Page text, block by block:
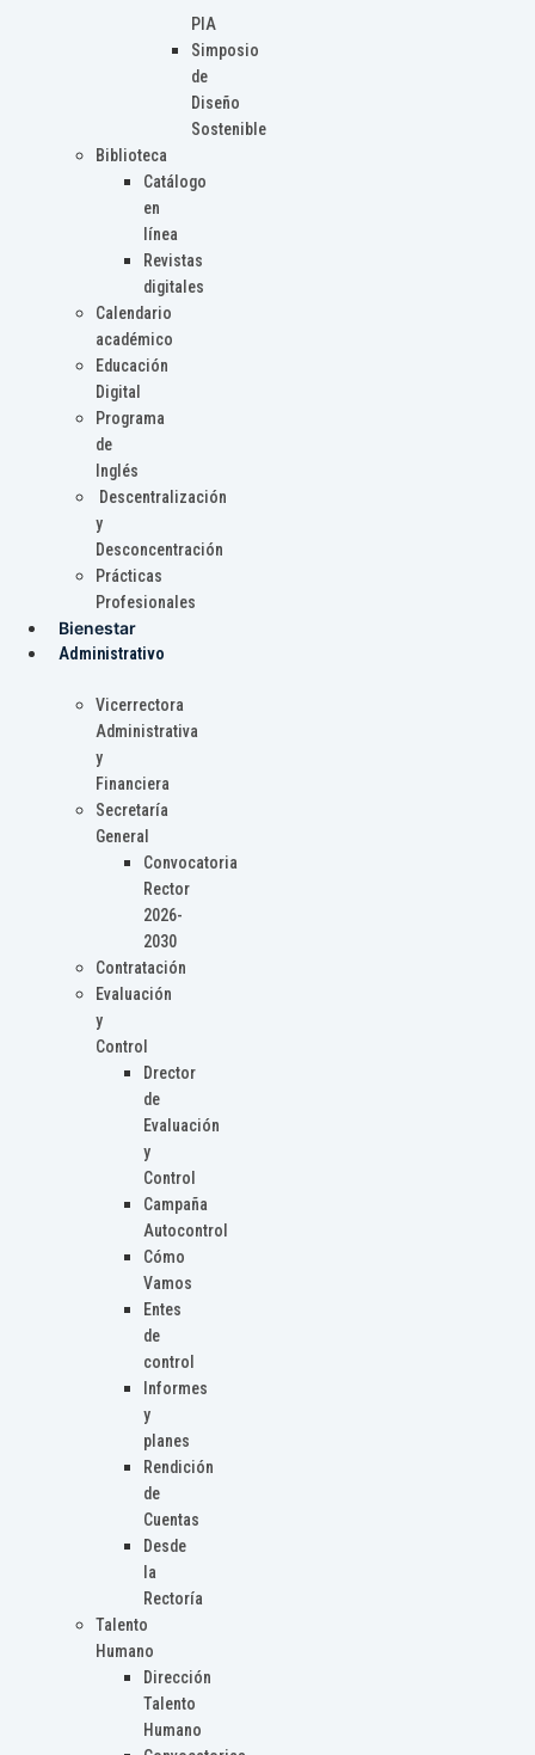
PIA
Simposio
de
Diseño
Sostenible
Biblioteca
Catálogo
en
línea
Revistas
digitales
Calendario
académico
Educación
Digital
Programa
de
Inglés
Descentralización
y
Desconcentración
Prácticas
Profesionales
Bienestar
Administrativo
Vicerrectora
Administrativa
y
Financiera
Secretaría
General
Convocatoria
Rector
2026-
2030
Contratación
Evaluación
y
Control
Drector
de
Evaluación
y
Control
Campaña
Autocontrol
Cómo
Vamos
Entes
de
control
Informes
y
planes
Rendición
de
Cuentas
Desde
la
Rectoría
Talento
Humano
Dirección
Talento
Humano